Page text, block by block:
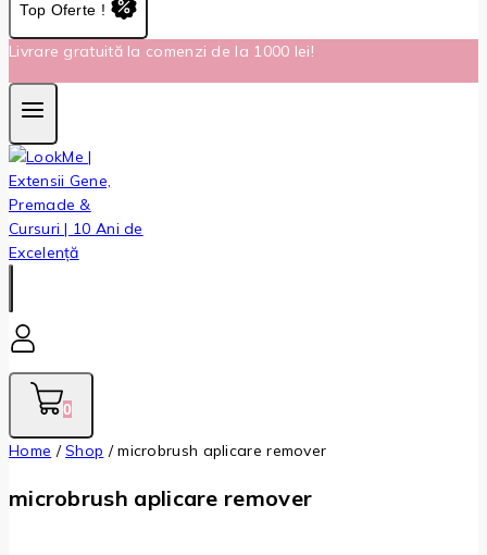
Top Oferte !
Livrare gratuită la comenzi de la 1000 lei!
0
Home / Shop / microbrush aplicare remover
microbrush aplicare remover